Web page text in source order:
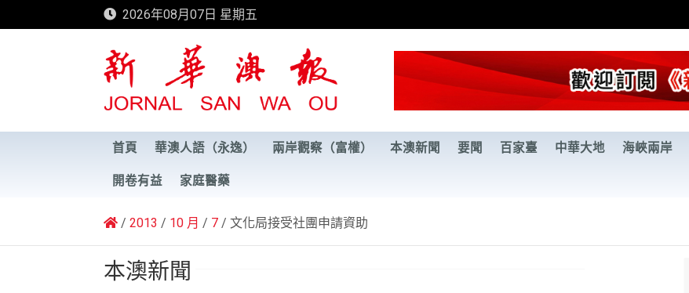
to
2026年08月07日 星期五
新華澳報
首頁 華澳人語（永逸） 兩岸觀察（富權） 本澳新聞 要聞 百家臺 中華大地 海峽兩岸
開卷有益 家庭醫藥
2013 10 月 7 文化局接受社團申請資助
本澳新聞